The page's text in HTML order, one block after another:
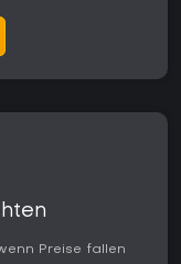
Preise fallen